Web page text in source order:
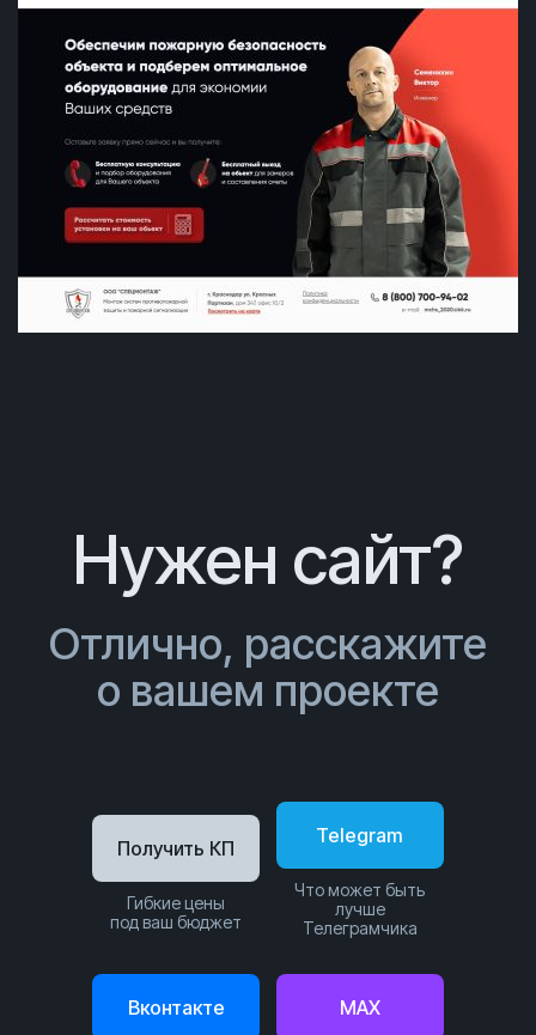
Нужен сайт?
Отлично, расскажите
о вашем проекте
Telegram
Что может быть
лучше
Телеграмчика
Вконтакте
Получить КП
Гибкие цены
под ваш бюджет
MAX